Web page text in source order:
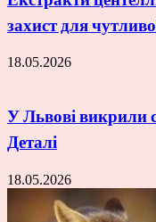
захист для
18.05.2026
У Львові викрили
Деталі
18.05.2026